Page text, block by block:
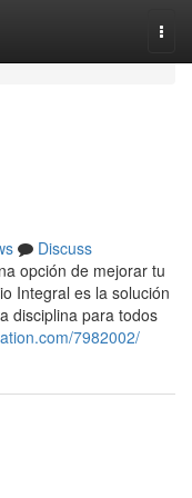
Discuss
opción de mejorar tu
Integral es la solución
disciplina para todos
7982002/